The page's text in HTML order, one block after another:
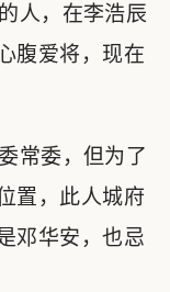
人，在李浩辰
腹爱将，现在
常委，但为了
置，此人城府
邓华安，也忌